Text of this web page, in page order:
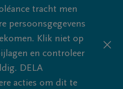
tracht men
persoonsgegevens
Klik niet op
en controleer
DELA
acties om dit te